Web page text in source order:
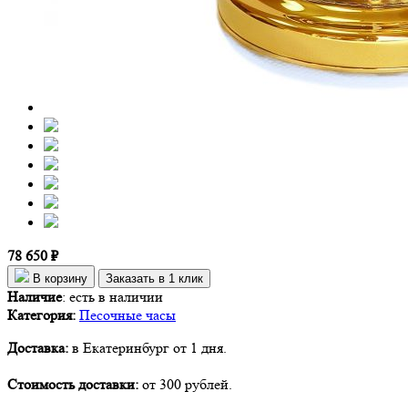
78 650 ₽
В корзину Заказать в 1 клик
Наличие: есть в наличии
Категория: Песочные часы
Доставка: в Екатеринбург от 1 дня.
Стоимость доставки: от 300 рублей.